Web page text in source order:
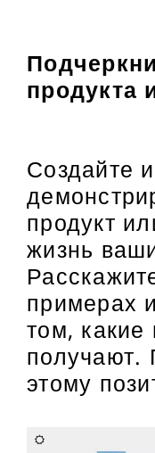
продукта
Создайте
продукт
жизнь
примерах
том,
получают.
этому